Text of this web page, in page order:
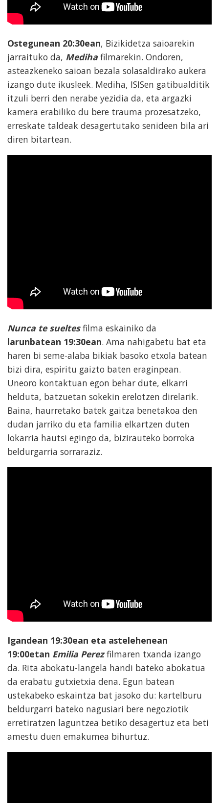
Ostegunean 20:30ean, Bizikidetza saioarekin
jarraituko da, Mediha filmarekin. Ondoren,
asteazkeneko saioan bezala solasaldirako aukera
izango dute ikusleek. Mediha, ISISen gatibualditik
itzuli berri den nerabe yezidia da, eta argazki
kamera erabiliko du bere trauma prozesatzeko,
erreskate taldeak desagertutako senideen bila ari
diren bitartean.
Nunca te sueltesfilma eskainiko da
larunbatean 19:30ean. Ama nahigabetu bat eta
haren bi seme-alaba bikiak basoko etxola batean
bizi dira, espiritu gaizto baten eraginpean.
Uneoro kontaktuan egon behar dute, elkarri
helduta, batzuetan sokekin erelotzen direlarik.
Baina, haurretako batek gaitza benetakoa den
dudan jarriko du eta familia elkartzen duten
lokarria hautsi egingo da, bizirauteko borroka
beldurgarria sorraraziz.
Igandean 19:30ean eta astelehenean
19:00etan Emilia Perezfilmaren txanda izango
da. Rita abokatu-langela handi bateko abokatua
da erabatu gutxietxia dena. Egun batean
ustekabeko eskaintza bat jasoko du: kartelburu
beldurgarri bateko nagusiari bere negoziotik
erretiratzen laguntzea betiko desagertuz eta beti
amestu duen emakumea bihurtuz.